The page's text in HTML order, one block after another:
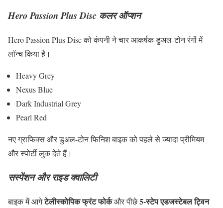
Hero Passion Plus Disc कलर ऑप्शन
Hero Passion Plus Disc को कंपनी ने चार आकर्षक डुअल-टोन रंगों में
लॉन्च किया है।
Heavy Grey
Nexus Blue
Dark Industrial Grey
Pearl Red
नए ग्राफिक्स और डुअल-टोन फिनिश बाइक को पहले से ज्यादा प्रीमियम
और स्पोर्टी लुक देते हैं।
सस्पेंशन और राइड क्वालिटी
बाइक में आगेटेलीस्कोपिक फ्रंट फोर्कऔर पीछे5-स्टेप एडजस्टेबल ट्विन